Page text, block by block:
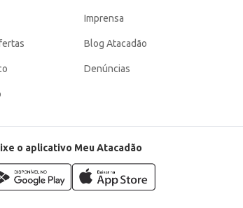
Imprensa
Blog Atacadão
Denúncias
o aplicativo Meu Atacadão